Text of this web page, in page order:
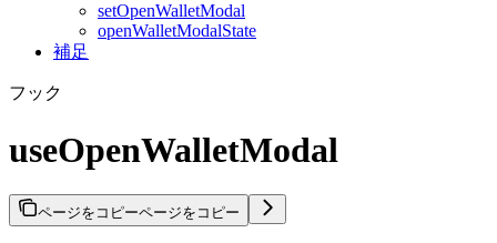
setOpenWalletModal
openWalletModalState
補足
フック
useOpenWalletModal
ページをコピーページをコピー